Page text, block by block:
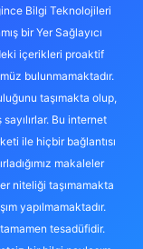
Bilgi Teknolojileri
bir Yer Sağlayıcı
içerikleri proaktif
bulunmamaktadır.
taşımakta olup,
Bu internet
ile hiçbir bağlantısı
makaleler
niteliği taşımamakta
yapılmamaktadır.
tesadüfidir.